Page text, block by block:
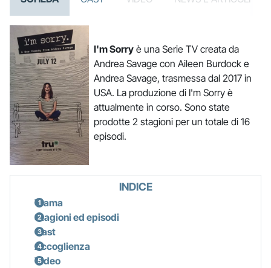
I'm Sorryè una Serie TV creata da
Andrea Savage con Aileen Burdock e
Andrea Savage, trasmessa dal 2017 in
USA. La produzione di I'm Sorry è
attualmente in corso. Sono state
prodotte 2 stagioni per un totale di 16
episodi.
INDICE
Trama
Stagioni ed episodi
Cast
Accoglienza
Video